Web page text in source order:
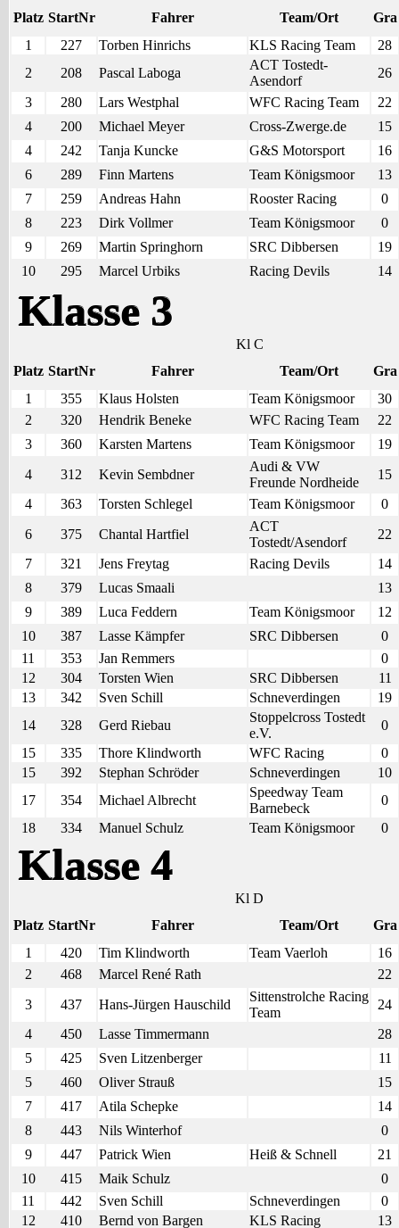
Platz StartNr Fahrer Team/Ort
Gra
1
227 Torben Hinrichs KLS Racing Team
28
2
208 Pascal Laboga
ACT Tostedt-
Asendorf
26
3
280 Lars Westphal WFC Racing Team
22
4
200 Michael Meyer Cross-Zwerge.de
15
4
242 Tanja Kuncke G&S Motorsport
16
6
289 Finn Martens Team Königsmoor
13
7
259 Andreas Hahn Rooster Racing
0
8
223 Dirk Vollmer Team Königsmoor
0
9
269 Martin Springhorn SRC Dibbersen
19
10
295 Marcel Urbiks Racing Devils 14
Klasse 3
Kl C
Platz StartNr Fahrer Team/Ort
Gra
1
355 Klaus Holsten Team Königsmoor
30
2
320 Hendrik Beneke WFC Racing Team
22
3
360 Karsten Martens Team Königsmoor
19
4
312 Kevin Sembdner
Audi & VW
Freunde Nordheide
15
4
363 Torsten Schlegel Team Königsmoor
0
6
375 Chantal Hartfiel
ACT
Tostedt/Asendorf
22
7
321 Jens Freytag Racing Devils
14
8
379 Lucas Smaali
13
9
389 Luca Feddern Team Königsmoor
12
10
387 Lasse Kämpfer SRC Dibbersen
0
11
353 Jan Remmers
0
12
304 Torsten Wien SRC Dibbersen
11
13
342 Sven Schill Schneverdingen
19
14
328 Gerd Riebau
Stoppelcross Tostedt
e.V.
0
15
335 Thore Klindworth WFC Racing
0
15
392 Stephan Schröder Schneverdingen
10
17
354 Michael Albrecht
Speedway Team
Barnebeck
0
18
334 Manuel Schulz Team Königsmoor 0
Klasse 4
Kl D
Platz StartNr Fahrer Team/Ort
Gra
1
420 Tim Klindworth Team Vaerloh
16
2
468 Marcel René Rath
22
3
437 Hans-Jürgen Hauschild
Sittenstrolche Racing
Team
24
4
450 Lasse Timmermann
28
5
425 Sven Litzenberger
11
5
460 Oliver Strauß
15
7
417 Atila Schepke
14
8
443 Nils Winterhof
0
9
447 Patrick Wien Heiß & Schnell
21
10
415 Maik Schulz
0
11
442 Sven Schill Schneverdingen
0
12
410 Bernd von Bargen KLS Racing 13